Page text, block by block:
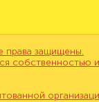
защищены.
собственностью